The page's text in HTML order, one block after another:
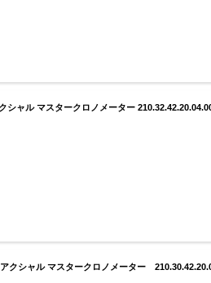
シャル マスタークロノメーター
クシャル マスタークロノメーター